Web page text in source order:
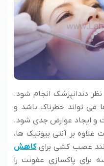
دندانپزشک انجام شود.
تواند خطرناک باشد و
و ایجاد عوارض جدی شود.
بر آنتی بیوتیک ها،
عصب کشی برایکاهش
برای پاکسازی عفونت را